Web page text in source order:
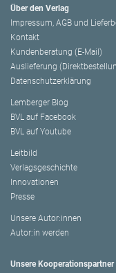
Über den Verlag
Impressum, AGB und
Kontakt
Kundenberatung (E-Mail)
Auslieferung
Datenschutzerklärung
Lemberger Blog
BVL auf Facebook
BVL auf Youtube
Leitbild
Verlagsgeschichte
Innovationen
Presse
Unsere Autor:innen
Autor:in werden
Unsere Kooperationspartner